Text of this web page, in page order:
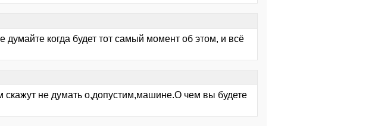
когда будет тот самый момент об этом, и всё
не думать о,допустим,машине.О чем вы будете